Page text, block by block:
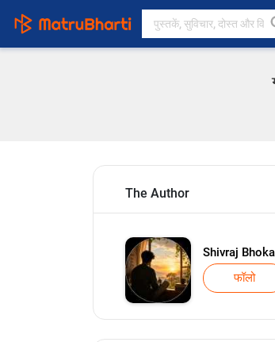
The Author
Shivraj
फॉलो